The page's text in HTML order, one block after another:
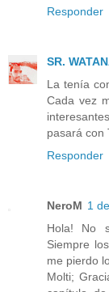
Responder
SR.
La tenía
Cada vez
pasará con
Responder
NeroM 1
Hola! No
Siempre
me pierdo
Molti;